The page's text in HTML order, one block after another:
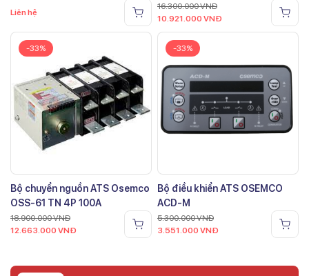
Liên hệ
16.300.000VNĐ
10.921.000 VNĐ
-33%
Bộ chuyển nguồn ATS Osemco
OSS-61 TN 4P 100A
18.900.000VNĐ
12.663.000 VNĐ
-33%
Bộ điều khiển ATS OSEMCO
ACD-M
5.300.000VNĐ
3.551.000 VNĐ